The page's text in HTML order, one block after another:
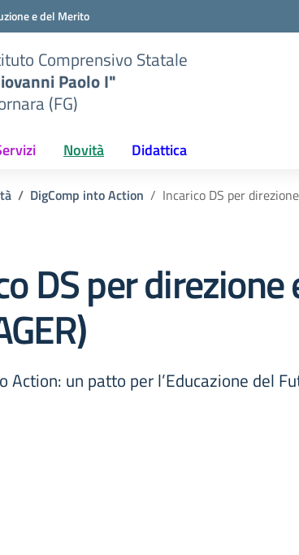
e del Merito
Comprensivo Statale
Paolo I"
(FG)
Novità Didattica
DigComp into Action Incarico DS per
DS per direzione
Action: un patto per l’Educazione del